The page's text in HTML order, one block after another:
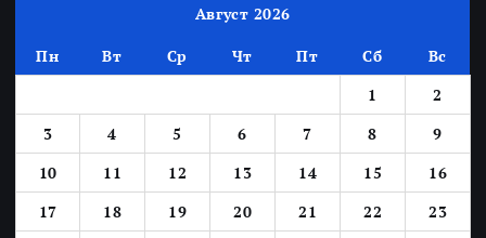
Август 2026
Пн Вт Ср Чт Пт Сб
Вс
1
2
3
4 5 6 7 8
9
10
11 12 13 14 15
16
17
18 19 20 21 22
23